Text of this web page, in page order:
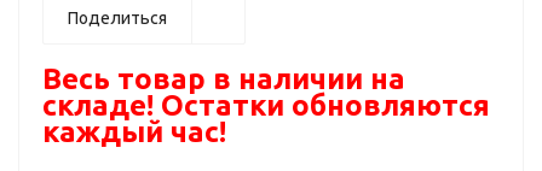
Поделиться
Весь товар в наличии на
складе! Остатки обновляются
каждый час!